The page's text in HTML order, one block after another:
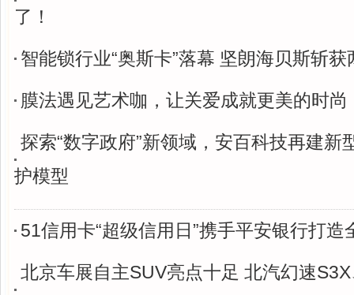
了！
智能锁行业“奥斯卡”落幕 坚朗海贝斯斩获
膜法遇见艺术咖，让关爱成就更美的时尚
探索“数字政府”新领域，安百科技再建新
护模型
51信用卡“超级信用日”携手平安银行打造
北京车展自主SUV亮点十足 北汽幻速